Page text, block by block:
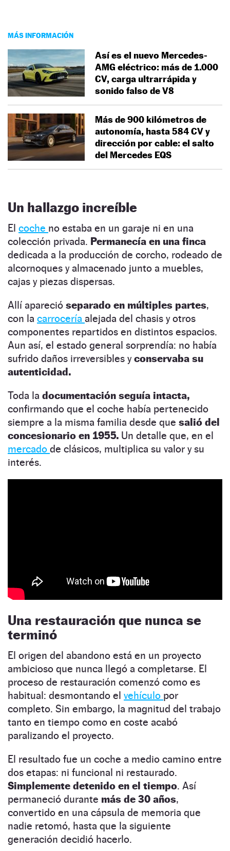
MÁS INFORMACIÓN
Así es el nuevo Mercedes-
AMG eléctrico: más de 1.000
CV, carga ultrarrápida y
sonido falso de V8
Más de 900 kilómetros de
autonomía, hasta 584 CV y
dirección por cable: el salto
del Mercedes EQS
Un hallazgo increíble
El coche no estaba en un garaje ni en una
colección privada. Permanecía en una finca
dedicada a la producción de corcho, rodeado de
alcornoques y almacenado junto a muebles,
cajas y piezas dispersas.
Allí apareció separado en múltiples partes,
con la carrocería alejada del chasis y otros
componentes repartidos en distintos espacios.
Aun así, el estado general sorprendía: no había
sufrido daños irreversibles yconservaba su
autenticidad.
Toda la documentación seguía intacta,
confirmando que el coche había pertenecido
siempre a la misma familia desde que salió del
concesionario en 1955. Un detalle que, en el
mercado de clásicos, multiplica su valor y su
interés.
Una restauración que nunca se
terminó
El origen del abandono está en un proyecto
ambicioso que nunca llegó a completarse. El
proceso de restauración comenzó como es
habitual: desmontando el vehículo por
completo. Sin embargo, la magnitud del trabajo
tanto en tiempo como en coste acabó
paralizando el proyecto.
El resultado fue un coche a medio camino entre
dos etapas: ni funcional ni restaurado.
Simplemente detenido en el tiempo. Así
permaneció durante más de 30 años,
convertido en una cápsula de memoria que
nadie retomó, hasta que la siguiente
generación decidió hacerlo.